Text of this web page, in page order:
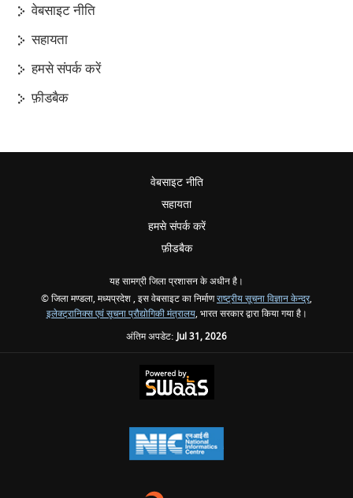
वेबसाइट नीति
सहायता
हमसे संपर्क करें
फ़ीडबैक
वेबसाइट नीति
सहायता
हमसे संपर्क करें
फ़ीडबैक
यह सामग्री जिला प्रशासन के अधीन है।
© जिला मण्डला, मध्यप्रदेश , इस वेबसाइट का निर्माणराष्ट्रीय सूचना विज्ञान केन्द्र,
इलेक्ट्रानिक्स एवं सूचना प्रौद्योगिकी मंत्रालय, भारत सरकार द्वारा किया गया है।
अंतिम अपडेट:Jul 31, 2026